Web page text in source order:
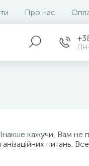
Про нас
кажучи, Вам не
питань.